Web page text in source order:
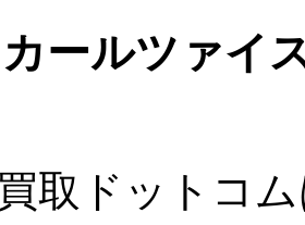
ールツァイ
取ドットコ